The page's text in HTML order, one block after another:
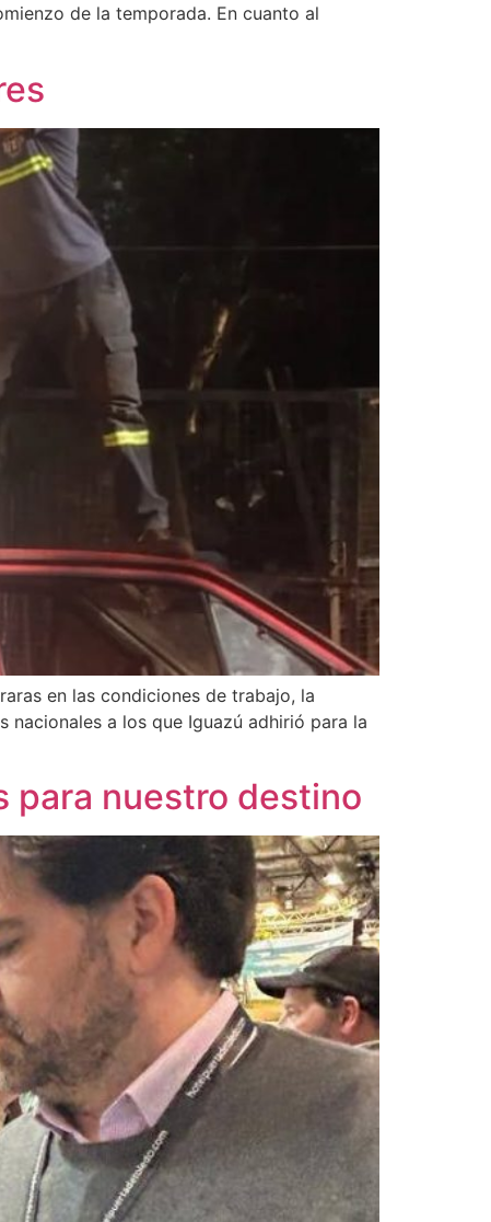
de la temporada. En cuanto al
en las condiciones de trabajo, la
a los que Iguazú adhirió para la
para nuestro destino